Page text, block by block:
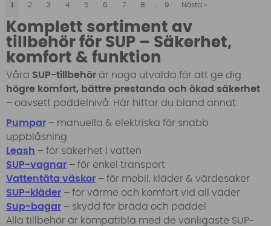
1 2 3 4 5 6 7 8 9 Nästa »
Komplett sortiment av
tillbehör för SUP – Säkerhet,
komfort & funktion
Våra SUP-tillbehör är noga utvalda för att ge dig
högre komfort, bättre prestanda och ökad säkerhet
– oavsett paddelnivå. Här hittar du bland annat:
Pumpar – manuella & elektriska för snabb
uppblåsning
Leash – för säkerhet i vatten
SUP-vagnar – för enkel transport
Vattentäta väskor – för mobil, kläder & värdesaker
SUP-kläder – för värme och komfort vid all väder
Sup-bagar – skydd för bräda och paddel
Alla tillbehör är kompatibla med de vanligaste SUP-